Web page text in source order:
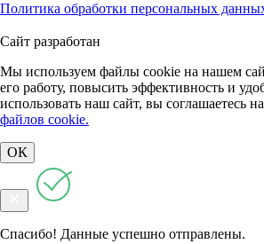
Политика обработки персональных
Сайт разработан
Мы используем файлы cookie на нашем
его работу, повысить эффективность и
использовать наш сайт, вы соглашаетесь
файлов cookie.
ОК
Спасибо! Данные успешно отправлены.